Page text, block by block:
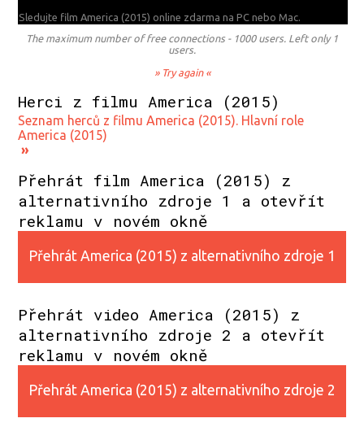
Sledujte film America (2015) online zdarma naPC nebo Mac.
The maximum number of free connections - 1000 users. Left only 1
users.
» Try again «
Herci z filmu America (2015)
Seznam herců z filmu America (2015). Hlavní role
America (2015)
»
Přehrát film America (2015) z
alternativního zdroje 1 a otevřít
reklamu v novém okně
Přehrát America (2015) z alternativního zdroje 1
Přehrát video America (2015) z
alternativního zdroje 2 a otevřít
reklamu v novém okně
Přehrát America (2015) z alternativního zdroje 2